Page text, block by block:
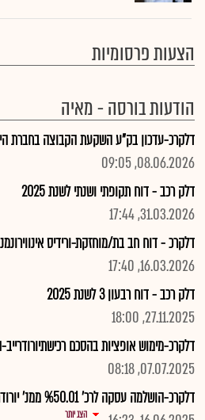
הצעות פרסומיות
הודעות בורסה - מאיה
דלקרכ-עדכון בק"ע השקעת הקבוצה בחברת
08.06.2026, 09:05
דלק רכב - דוח תקופתי ושנתי לשנת 2025
31.03.2026, 17:44
דלקרכ - דוח חב בת/מוחזקת-ורידיס
16.03.2026, 17:40
דלק רכב - דוח רבעון 3 לשנת 2025
27.11.2025, 18:00
דלקרכ-מימוש אופציות בהסכם רכישתיורודרייב-
07.07.2025, 08:18
דלקרכ-הושלמה עסקה לרכ' %50.01 ממנ' יורודרייב בכ-100מ'ש, המשך
הצג יותר